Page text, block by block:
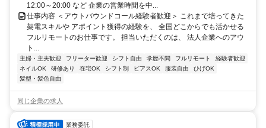
12:00～20:00 など 企業の営業時間を中...
仕事内容 ＜アウトバウンドコール経験者歓迎＞ これまで培ってきた
架電スキルや アポイント獲得の経験を、 全国どこからでも活かせる
フルリモートのお仕事です。 担当いただくのは、 法人企業へのアウ
ト...
主婦・主夫歓迎 フリーター歓迎 シフト自由 学歴不問 フルリモート
経験者歓迎
ネイルOK
研修あり 在宅OK シフト制 ピアスOK 服装自由
ひげOK
髪型・髪色自由
同じ企業の求人
業務委託